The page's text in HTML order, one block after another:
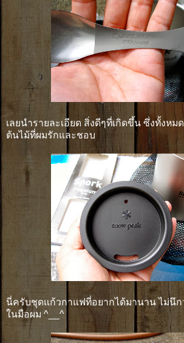
เลยนำรายละเอียด สิ่งดีๆที่เกิดขึ้น ซึ่งทั้งหม
ต้นไม้ที่ผมรักและชอบ
นี่ครับชุดแก้วกาแฟที่อยากได้มานาน ไม่นึก
ในมือผม ^__^